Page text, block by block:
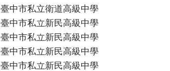
臺中市私立衛道高級中學
臺中市私立新民高級中學
臺中市私立新民高級中學
臺中市私立新民高級中學
臺中市私立新民高級中學